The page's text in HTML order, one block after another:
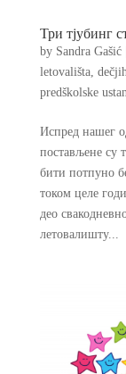
Три тјубинг
by Sandra Gašić|
letovališta, dečjih
predškolske
Испред нашег
постављене су
бити потпуно
током целе
део
летовалишту...